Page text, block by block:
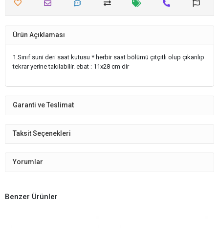
Ürün Açıklaması
1.Sınıf suni deri saat kutusu * herbir saat bölümü çıtçıtlı olup çıkarılıp
tekrar yerine takılabilir. ebat : 11x28 cm dir
Garanti ve Teslimat
Taksit Seçenekleri
Yorumlar
Benzer Ürünler